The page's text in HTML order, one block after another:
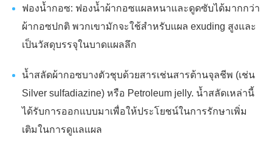
ฟองน้ำกอซ: ฟองน้ำผ้ากอซแผลหนาและดูดซับได้มากกว่า
ผ้ากอซปกติ พวกเขามักจะใช้สำหรับแผล exuding สูงและ
เป็นวัสดุบรรจุในบาดแผลลึก
น้ำสลัดผ้ากอซบางตัวชุบด้วยสารเช่นสารต้านจุลชีพ (เช่น
Silver sulfadiazine) หรือ Petroleum jelly. น้ำสลัดเหล่านี้
ได้รับการออกแบบมาเพื่อให้ประโยชน์ในการรักษาเพิ่ม
เติมในการดูแลแผล